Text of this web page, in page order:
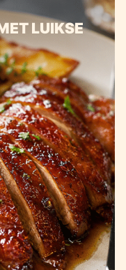
LUIKSE